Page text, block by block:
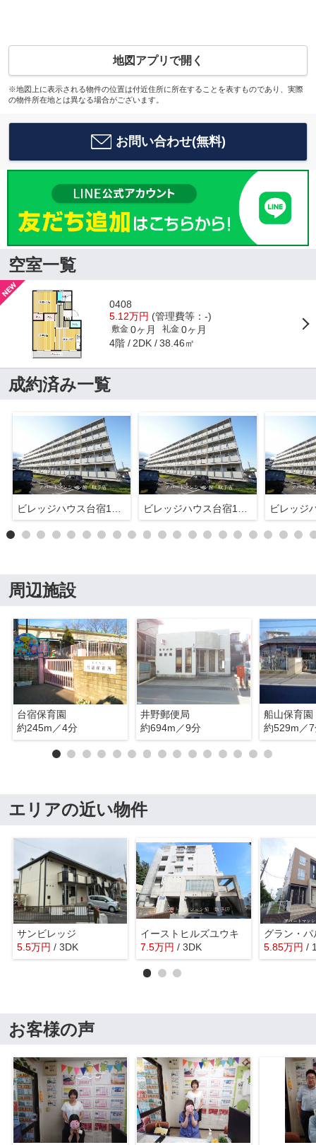
地図アプリで開く
※地図上に表示される物件の位置は付近住所に所在することを表すものであり、実際
の物件所在地とは異なる場合がございます。
お問い合わせ(無料)
空室一覧
0408
5.12万円 (管理費等：-)
敷金 0ヶ月 礼金 0ヶ月
4階 2DK 38.46㎡
成約済み一覧
周辺施設
台宿保育園
約245m／4分
井野郵便局
約694m／9分
船山保育園
約529m／
エリアの近い物件
サンビレッジ
5.5万円 / 3DK
イーストヒルズユウキ
7.5万円 / 3DK
グラン・パ
5.85万円 /
お客様の声